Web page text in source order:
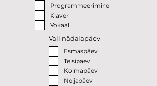
Programmeerimine
Klaver
Vokaal
Vali nädalapäev
Esmaspäev
Teisipäev
Kolmapäev
Neljapäev